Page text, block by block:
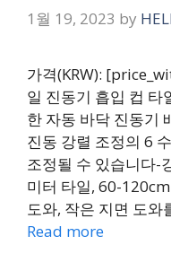
1월 19, 2023 by
가격(KRW):
일 진동기 흡입 컵 타
한 자동 바닥 진동기
진동 강렬 조정의 6
조정될 수 있습니다-
미터 타일, 60-
도와, 작은 지면 도
Read more